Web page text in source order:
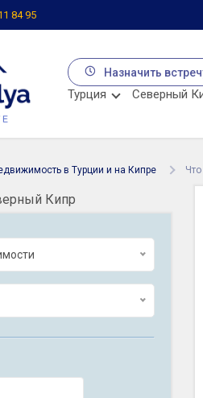
84 95
Назначить
Турция Северный
в Турции и на Кипре
Кипр